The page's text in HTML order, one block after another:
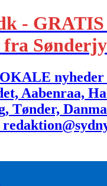
-
fra
Aabenraa,
Tønder,